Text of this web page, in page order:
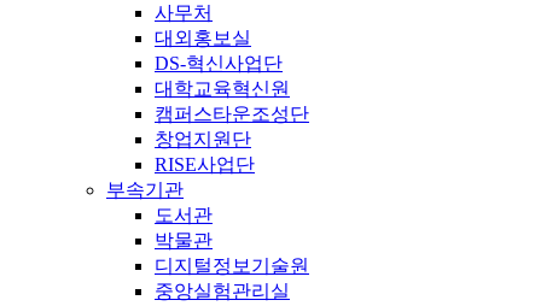
사무처
대외홍보실
DS-혁신사업단
대학교육혁신원
캠퍼스타운조성단
창업지원단
RISE사업단
부속기관
도서관
박물관
디지털정보기술원
중앙실험관리실